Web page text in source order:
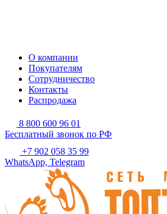
О компании
Покупателям
Сотрудничество
Контакты
Распродажа
8 800 600 96 01
Бесплатный звонок по РФ
+7 902 058 35 99
WhatsApp, Telegram